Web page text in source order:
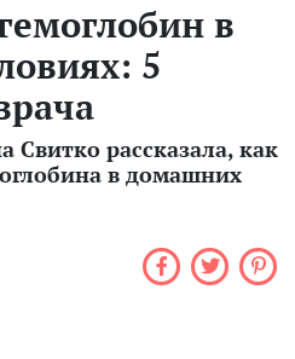
в
5
Свитко рассказала, как
в домашних